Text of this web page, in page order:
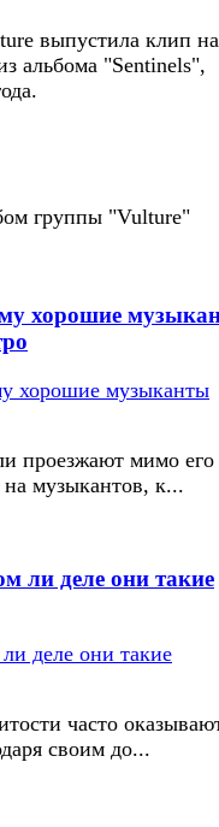
выпустила клип на
альбома "Sentinels",
группы "Vulture"
хорошие
проезжают мимо его
музыкантов, к...
ли деле они такие
часто
своим до...